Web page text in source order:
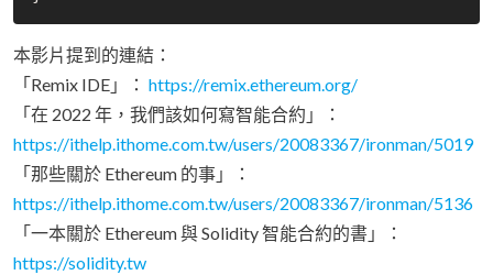
本影片提到的連結：
「Remix IDE」： https://remix.ethereum.org/
「在 2022 年，我們該如何寫智能合約」：
https://ithelp.ithome.com.tw/users/20083367/ironman/5019
「那些關於 Ethereum 的事」：
https://ithelp.ithome.com.tw/users/20083367/ironman/5136
「一本關於 Ethereum 與 Solidity 智能合約的書」：
https://solidity.tw